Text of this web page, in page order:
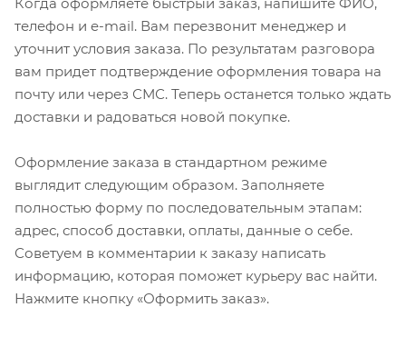
телефон и e-mail. Вам перезвонит менеджер и
уточнит условия заказа. По результатам разговора
вам придет подтверждение оформления товара на
почту или через СМС. Теперь останется только ждать
доставки и радоваться новой покупке.
Оформление заказа в стандартном режиме
выглядит следующим образом. Заполняете
полностью форму по последовательным этапам:
адрес, способ доставки, оплаты, данные о себе.
Советуем в комментарии к заказу написать
информацию, которая поможет курьеру вас найти.
Нажмите кнопку «Оформить заказ».